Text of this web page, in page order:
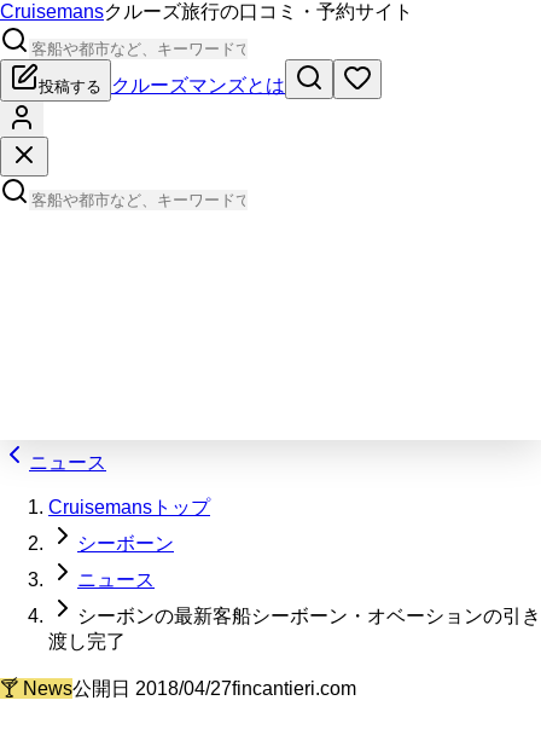
Cruisemansクルーズ旅行の口コミ・予約サイト
投稿する クルーズマンズとは
ニュース
Cruisemansトップ
シーボーン
ニュース
シーボンの最新客船シーボーン・オベーションの引き
渡し完了
🍸 News公開日 2018/04/27fincantieri.com